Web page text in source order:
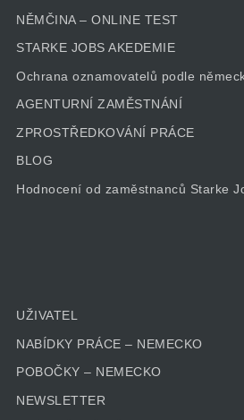
NĚMČINA – ONLINE TEST
STARKE JOBS AKEDEMIE
Ochrana oznamovatelů podle
AGENTURNÍ ZAMĚSTNÁNÍ
ZPROSTŘEDKOVÁNÍ PRÁCE
BLOG
Hodnocení od zaměstnanců Starke
UŽIVATEL
NABÍDKY PRÁCE – NEMECKO
POBOČKY – NEMECKO
NEWSLETTER